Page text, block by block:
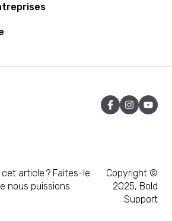
article ? Faites-le
nous puissions
Copyright ©
2025, Bold
Support